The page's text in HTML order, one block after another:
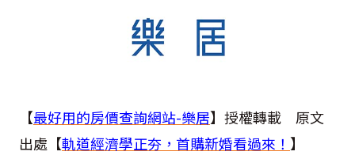
【最好用的房價查詢網站-樂居】授權轉載 原文
出處【軌道經濟學正夯，首購新婚看過來！ 】